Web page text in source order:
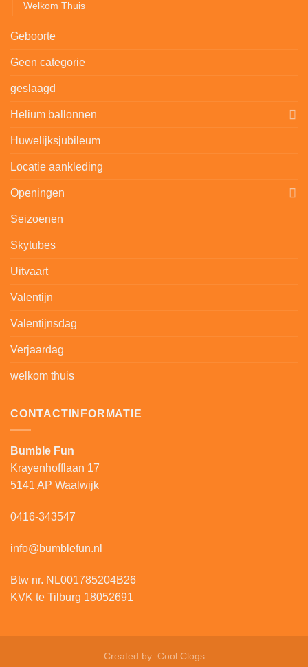
Welkom Thuis
Geboorte
Geen categorie
geslaagd
Helium ballonnen
Huwelijksjubileum
Locatie aankleding
Openingen
Seizoenen
Skytubes
Uitvaart
Valentijn
Valentijnsdag
Verjaardag
welkom thuis
CONTACTINFORMATIE
Bumble Fun
Krayenhofflaan 17
5141 AP Waalwijk
0416-343547
info@bumblefun.nl
Btw nr. NL001785204B26
KVK te Tilburg 18052691
Created by: Cool Clogs